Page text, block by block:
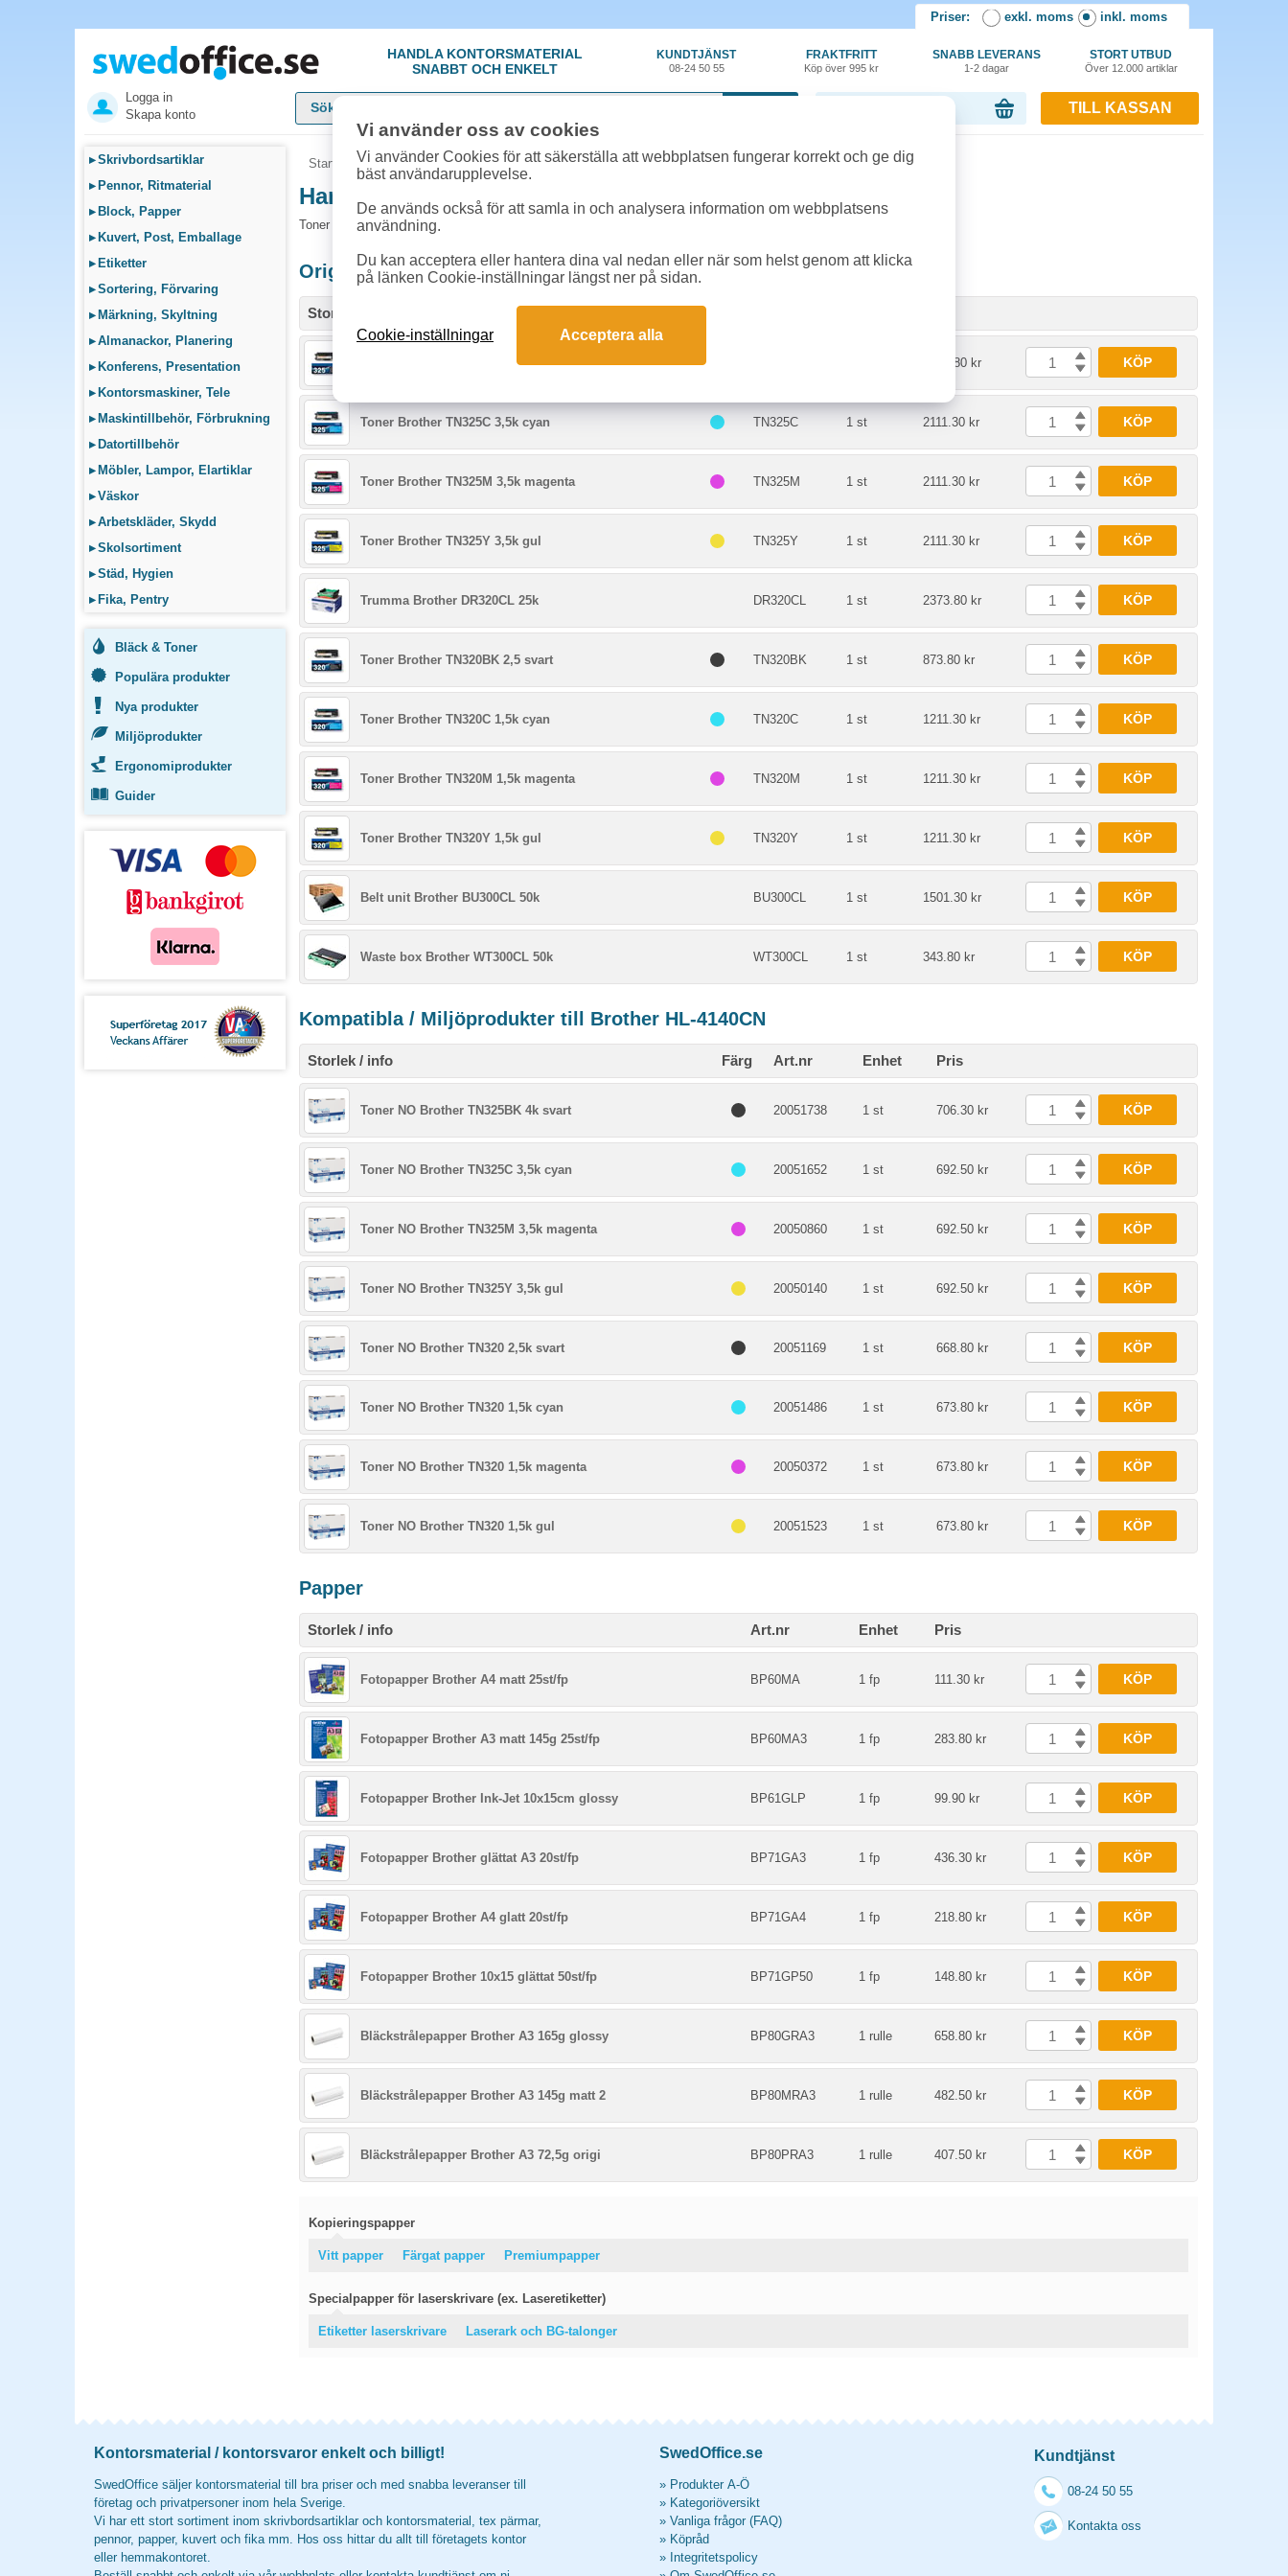
Priser: exkl. moms inkl. moms
HANDLA KONTORSMATERIAL
SNABBT OCH ENKELT
KUNDTJÄNST
08-24 50 55
FRAKTFRITT
Köp över 995 kr
SNABB LEVERANS
1-2 dagar
STORT UTBUD
Över 12.000 artiklar
Logga in
Skapa konto
TILL KASSAN
▸Skrivbordsartiklar
▸ Pennor, Ritmaterial
▸ Block, Papper
▸ Kuvert, Post, Emballage
▸ Etiketter
▸Sortering, Förvaring
▸ Märkning, Skyltning
▸Almanackor, Planering
▸ Konferens, Presentation
▸ Kontorsmaskiner, Tele
▸ Maskintillbehör, Förbrukning
▸ Datortillbehör
▸ Möbler, Lampor, Elartiklar
▸Väskor
▸Arbetskläder, Skydd
▸Skolsortiment
▸Städ, Hygien
▸ Fika, Pentry
Bläck & Toner
Populära produkter
Nya produkter
Miljöprodukter
Ergonomiprodukter
Guider
Startsida » Sök bläck & toner»Brother HL-4140CN
Handla Toner till Brother HL-4140CN online
Toner och tillbehör som passar till Brother HL-4140CN
Originalprodukter till Brother HL-4140CN
Storlek / info Färg
Toner Brother TN325BK 4k svart 1073.80 kr KÖP
Toner Brother TN325C 3,5k cyan TN325C 1 st 2111.30 kr KÖP
Toner Brother TN325M 3,5k magenta TN325M 1 st 2111.30 kr KÖP
Toner Brother TN325Y 3,5k gul TN325Y 1 st 2111.30 kr KÖP
Trumma Brother DR320CL 25k DR320CL 1 st 2373.80 kr KÖP
Toner Brother TN320BK 2,5 svart TN320BK 1 st 873.80 kr KÖP
Toner Brother TN320C 1,5k cyan TN320C 1 st 1211.30 kr KÖP
Toner Brother TN320M 1,5k magenta TN320M 1 st 1211.30 kr KÖP
Toner Brother TN320Y 1,5k gul TN320Y 1 st 1211.30 kr KÖP
Belt unit Brother BU300CL 50k BU300CL 1 st 1501.30 kr KÖP
Waste box Brother WT300CL 50k WT300CL 1 st 343.80 kr KÖP
Kompatibla / Miljöprodukter till Brother HL-4140CN
Storlek / info Färg Art.nr Enhet Pris
Toner NO Brother TN325BK 4k svart 20051738 1 st 706.30 kr KÖP
Toner NO Brother TN325C 3,5k cyan 20051652 1 st 692.50 kr KÖP
Toner NO Brother TN325M 3,5k magenta 20050860 1 st 692.50 kr KÖP
Toner NO Brother TN325Y 3,5k gul 20050140 1 st 692.50 kr KÖP
Toner NO Brother TN320 2,5k svart 20051169 1 st 668.80 kr KÖP
Toner NO Brother TN320 1,5k cyan 20051486 1 st 673.80 kr KÖP
Toner NO Brother TN320 1,5k magenta 20050372 1 st 673.80 kr KÖP
Toner NO Brother TN320 1,5k gul 20051523 1 st 673.80 kr KÖP
Papper
Storlek / info Art.nr Enhet Pris
Fotopapper Brother A4 matt 25st/fp BP60MA 1 fp 111.30 kr KÖP
Fotopapper Brother A3 matt 145g 25st/fp BP60MA3 1 fp 283.80 kr KÖP
Fotopapper Brother Ink-Jet 10x15cm glossy BP61GLP 1 fp 99.90 kr KÖP
Fotopapper Brother glättat A3 20st/fp BP71GA3 1 fp 436.30 kr KÖP
Fotopapper Brother A4 glatt 20st/fp BP71GA4 1 fp 218.80 kr KÖP
Fotopapper Brother 10x15 glättat 50st/fp BP71GP50 1 fp 148.80 kr KÖP
Bläckstrålepapper Brother A3 165g glossy BP80GRA3 1 rulle 658.80 kr KÖP
Bläckstrålepapper Brother A3 145g matt 2 BP80MRA3 1 rulle 482.50 kr KÖP
Bläckstrålepapper Brother A3 72,5g origi BP80PRA3 1 rulle 407.50 kr KÖP
Kopieringspapper
Vitt papper Färgat papper Premiumpapper
Specialpapper för laserskrivare (ex. Laseretiketter)
Etiketter laserskrivare Laserark och BG-talonger
Kontorsmaterial / kontorsvaror enkelt och billigt!
SwedOffice säljer kontorsmaterial till bra priser och med snabba leveranser till
företag och privatpersoner inom hela Sverige.
Vi har ett stort sortiment inom skrivbordsartiklar och kontorsmaterial, tex pärmar,
pennor, papper, kuvert och fika mm. Hos oss hittar du allt till företagets kontor
eller hemmakontoret.
SwedOffice.se
» Produkter A-Ö
» Kategoriöversikt
» Vanliga frågor (FAQ)
» Köpråd
» Integritetspolicy
Kundtjänst
08-24 50 55
Kontakta oss
Vi använder oss av cookies
Vi använder Cookies för att säkerställa att webbplatsen fungerar korrekt och ge dig
bäst användarupplevelse.
De används också för att samla in och analysera information om webbplatsens
användning.
Du kan acceptera eller hantera dina val nedan eller när som helst genom att klicka
på länken Cookie-inställningar längst ner på sidan.
Cookie-inställningar Acceptera alla